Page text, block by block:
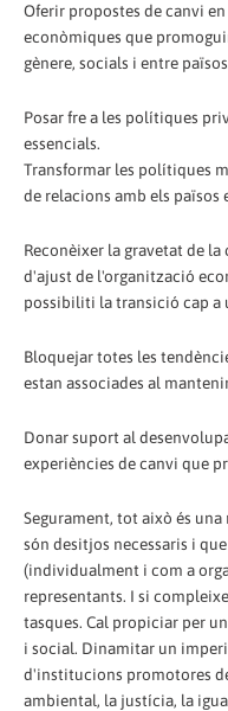
Oferir propostes de canvi
econòmiques que
gènere, socials i entre
Posar fre a les polítiques
essencials.
Transformar les polítiques
de relacions amb els
Reconèixer la gravetat de
d'ajust de l'organització
possibiliti la transició cap a
Bloquejar totes les
estan associades al
Donar suport al
experiències de canvi que
Segurament, tot això és
són desitjos necessaris i
(individualment i com a
representants. I si
tasques. Cal propiciar per
i social. Dinamitar un
d'institucions promotores
ambiental, la justícia, la